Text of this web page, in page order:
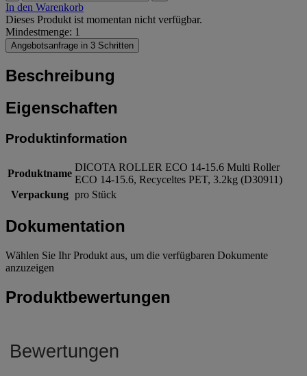
In den Warenkorb
Dieses Produkt ist momentan nicht verfügbar.
Mindestmenge: 1
Angebotsanfrage in 3 Schritten
Beschreibung
Eigenschaften
Produktinformation
Produktname
DICOTA ROLLER ECO 14-15.6 Multi Roller
ECO 14-15.6, Recyceltes PET, 3.2kg (D30911)
Verpackung pro Stück
Dokumentation
Wählen Sie Ihr Produkt aus, um die verfügbaren Dokumente
anzuzeigen
Produktbewertungen